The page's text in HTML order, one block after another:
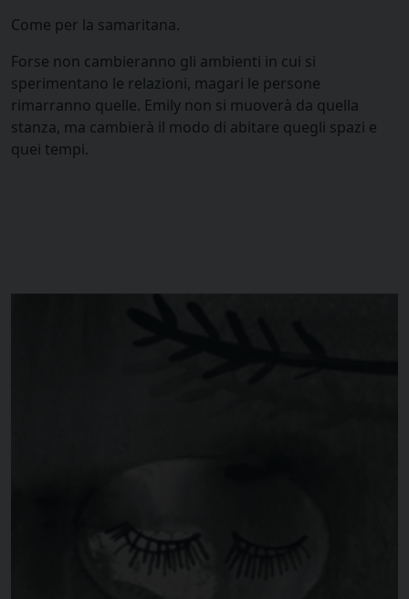
Come per la samaritana.
Forse non cambieranno gli ambienti in cui si
sperimentano le relazioni, magari le persone
rimarranno quelle. Emily non si muoverà da quella
stanza, ma cambierà il modo di abitare quegli spazi e
quei tempi.